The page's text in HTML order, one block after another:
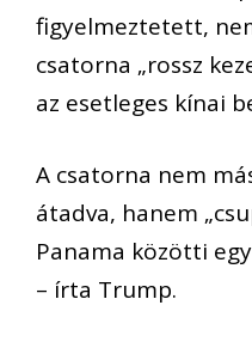
figyelmeztetett,
csatorna „rossz
az esetleges kínai
A csatorna nem
átadva, hanem
Panama közötti
– írta Trump.